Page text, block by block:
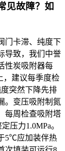
见故障？如
门卡滞、纯度下
导致，我们中誉
性炭吸附器每
，建议每季度检
突然下降先排
。变压吸附制氮
每周检查吸附塔
压力1.0MPa。
5℃应加装伴热